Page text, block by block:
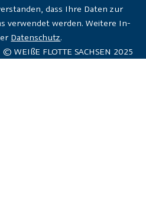
dass Ihre Da­ten zur
verwendet wer­den. Weitere In­
Datenschutz.
© WEIßE FLOTTE SACHSEN 2025